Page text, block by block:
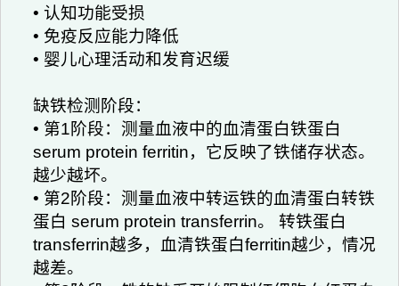
• 认知功能受损
• 免疫反应能力降低
• 婴儿心理活动和发育迟缓
缺铁检测阶段：
• 第1阶段：测量血液中的血清蛋白铁蛋白
serum protein ferritin，它反映了铁储存状态。
越少越坏。
• 第2阶段：测量血液中转运铁的血清蛋白转铁
蛋白 serum protein transferrin。 转铁蛋白
transferrin越多，血清铁蛋白ferritin越少，情况
越差。